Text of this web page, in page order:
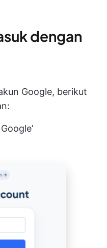
dengan
Google, berikut